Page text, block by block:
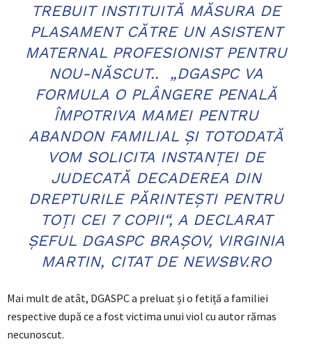
TREBUIT INSTITUITĂ MĂSURA DE
PLASAMENT CĂTRE UN ASISTENT
MATERNAL PROFESIONIST PENTRU
NOU-NĂSCUT..
„DGASPC VA
FORMULA O PLÂNGERE PENALĂ
ÎMPOTRIVA MAMEI PENTRU
ABANDON FAMILIAL ȘI TOTODATĂ
VOM SOLICITA INSTANȚEI DE
JUDECATĂ DECADEREA DIN
DREPTURILE PĂRINTEȘTI PENTRU
TOȚI CEI 7 COPII“, A DECLARAT
ȘEFUL DGASPC BRAȘOV, VIRGINIA
MARTIN, CITAT DE NEWSBV.RO
Mai mult de atât, DGASPC a preluat și o fetiță a familiei
respective după ce a fost victima unui viol cu autor rămas
necunoscut.